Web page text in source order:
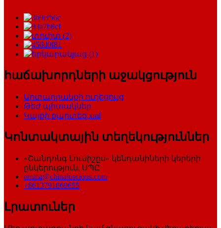
հաճախորդների աջակցություն
Արտադրանքի ուղեցույց
Թեժ պիտակներ
Կայքի քարտեզ.xml
Կոնտակտային տեղեկություններ
«Շանդոնգ Լուսիշըս» կենդանիների կերերի
ընկերություն, ՍՊԸ
emma@chinaluscious.com
+8613791869655
Լրատուներ